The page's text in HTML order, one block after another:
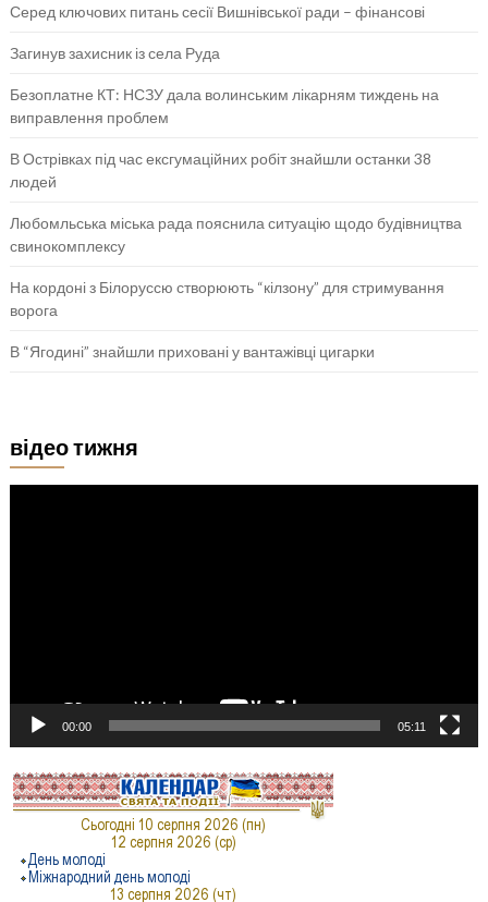
Серед ключових питань сесії Вишнівської ради – фінансові
Загинув захисник із села Руда
Безоплатне КТ: НСЗУ дала волинським лікарням тиждень на
виправлення проблем
В Острівках під час ексгумаційних робіт знайшли останки 38
людей
Любомльська міська рада пояснила ситуацію щодо будівництва
свинокомплексу
На кордоні з Білоруссю створюють “кілзону” для стримування
ворога
В “Ягодині” знайшли приховані у вантажівці цигарки
відео тижня
00:00 05:11